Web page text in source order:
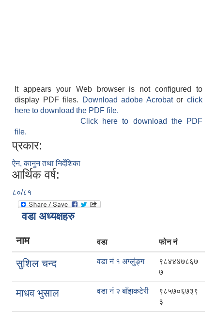
It appears your Web browser is not configured to
display PDF files.
Download adobe Acrobatorclick
here to download the PDF file.
Click here to download the PDF
file.
प्रकार:
ऐन, कानुन तथा निर्देशिका
आर्थिक वर्ष:
८०/८१
वडा अध्यक्षहरु
नाम वडा फोन नं
सुशिल चन्द वडा नं १ अग्लुंङ्ग
९८४४४७८६७
७
माधव भुसाल वडा नं २ बाँझकटेरी
९८५७०६७३९
३